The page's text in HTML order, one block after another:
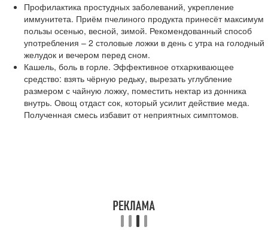
Профилактика простудных заболеваний, укрепление
иммунитета. Приём пчелиного продукта принесёт максимум
пользы осенью, весной, зимой. Рекомендованный способ
употребления – 2 столовые ложки в день с утра на голодный
желудок и вечером перед сном.
Кашель, боль в горле. Эффективное отхаркивающее
средство: взять чёрную редьку, вырезать углубление
размером с чайную ложку, поместить нектар из донника
внутрь. Овощ отдаст сок, который усилит действие меда.
Полученная смесь избавит от неприятных симптомов.